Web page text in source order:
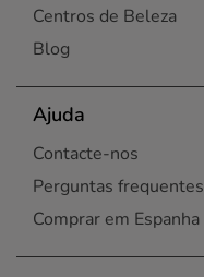
Centros de Beleza
Blog
Ajuda
Contacte-nos
Perguntas frequentes
Comprar em Espanha